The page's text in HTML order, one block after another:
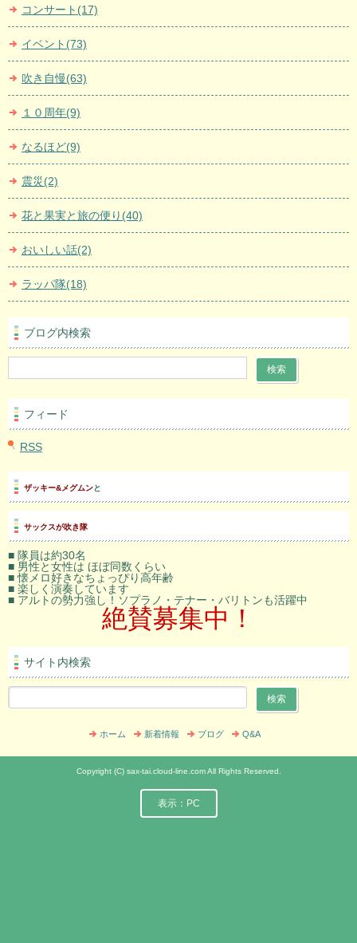
コンサート(17)
イベント(73)
吹き自慢(63)
１０周年(9)
なるほど(9)
震災(2)
花と果実と旅の便り(40)
おいしい話(2)
ラッパ隊(18)
ブログ内検索
フィード
RSS
ザッキー&メグムンと
サックスが吹き隊
■ 隊員は約30名
■ 男性と女性は ほぼ同数くらい
■ 懐メロ好きなちょっぴり高年齢
■ 楽しく演奏しています
■ アルトの勢力強し！ソプラノ・テナー・バリトンも活躍中
絶賛募集中！
サイト内検索
ホーム 新着情報 ブログ Q&A
Copyright (C) sax-tai.cloud-line.com All Rights Reserved.
表示：PC